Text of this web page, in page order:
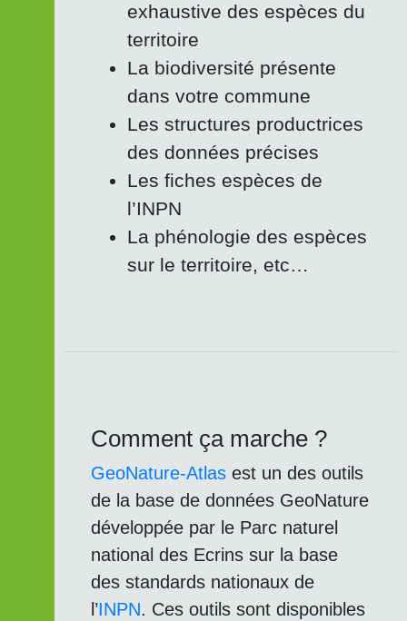
exhaustive des espèces du
territoire
La biodiversité présente
dans votre commune
Les structures productrices
des données précises
Les fiches espèces de
l’INPN
La phénologie des espèces
sur le territoire, etc…
Comment ça marche ?
GeoNature-Atlas est un des outils
de la base de données GeoNature
développée par le Parc naturel
national des Ecrins sur la base
des standards nationaux de
l’INPN. Ces outils sont disponibles